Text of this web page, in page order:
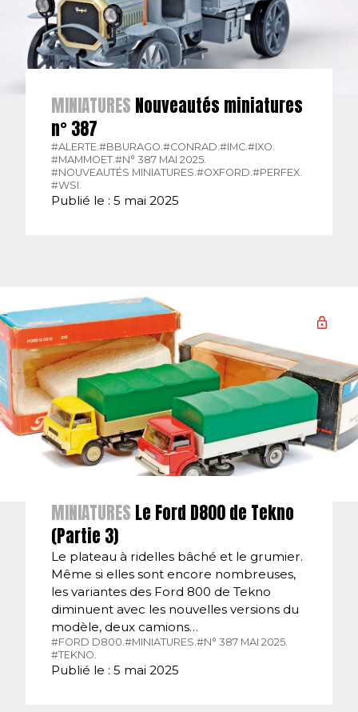
MINIATURES Nouveautés miniatures
n° 387
#ALERTE.#BBURAGO.#CONRAD.#IMC.#IXO.
#MAMMOET.#N° 387 MAI 2025.
#NOUVEAUTÉS MINIATURES.#OXFORD.#PERFEX.
#WSI.
Publié le : 5 mai 2025
MINIATURES Le Ford D800 de Tekno
(Partie 3)
Le plateau à ridelles bâché et le grumier.
Même si elles sont encore nombreuses,
les variantes des Ford 800 de Tekno
diminuent avec les nouvelles versions du
modèle, deux camions…
#FORD D800.#MINIATURES.#N° 387 MAI 2025.
#TEKNO.
Publié le : 5 mai 2025